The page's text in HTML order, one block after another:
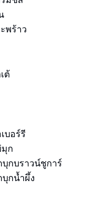
พร้าว
ต้
บอร์รี
ก
กบราวน์ชูการ์
กน้ำผึ้ง